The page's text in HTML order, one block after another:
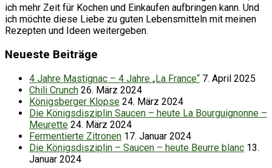
ich mehr Zeit für Kochen und Einkaufen aufbringen kann. Und
ich möchte diese Liebe zu guten Lebensmitteln mit meinen
Rezepten und Ideen weitergeben.
Neueste Beiträge
4 Jahre Mastignac – 4 Jahre „La France“ 7. April 2025
Chili Crunch 26. März 2024
Königsberger Klopse 24. März 2024
Die Königsdisziplin Saucen – heute La Bourguignonne –
Meurette 24. März 2024
Fermentierte Zitronen 17. Januar 2024
Die Königsdisziplin – Saucen – heute Beurre blanc 13.
Januar 2024